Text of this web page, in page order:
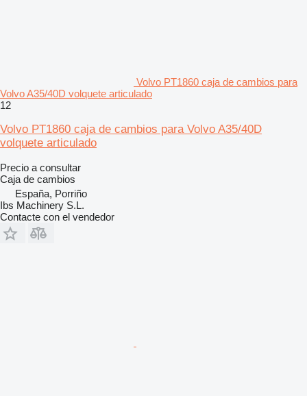
Volvo PT1860 caja de cambios para
Volvo A35/40D volquete articulado
12
Volvo PT1860 caja de cambios para Volvo A35/40D
volquete articulado
Precio a consultar
Caja de cambios
España, Porriño
Ibs Machinery S.L.
Contacte con el vendedor